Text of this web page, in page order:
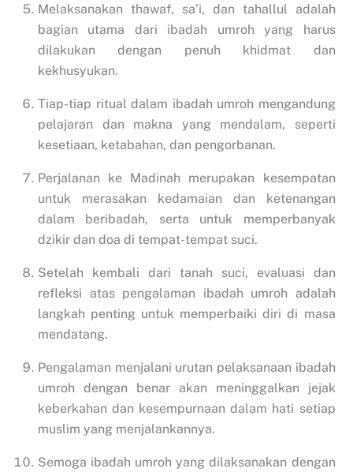
Melaksanakan thawaf, sa’i, dan tahallul adalah
bagian utama dari ibadah umroh yang harus
dilakukan dengan penuh khidmat dan
kekhusyukan.
Tiap-tiap ritual dalam ibadah umroh mengandung
pelajaran dan makna yang mendalam, seperti
kesetiaan, ketabahan, dan pengorbanan.
Perjalanan ke Madinah merupakan kesempatan
untuk merasakan kedamaian dan ketenangan
dalam beribadah, serta untuk memperbanyak
dzikir dan doa di tempat-tempat suci.
Setelah kembali dari tanah suci, evaluasi dan
refleksi atas pengalaman ibadah umroh adalah
langkah penting untuk memperbaiki diri di masa
mendatang.
Pengalaman menjalani urutan pelaksanaan ibadah
umroh dengan benar akan meninggalkan jejak
keberkahan dan kesempurnaan dalam hati setiap
muslim yang menjalankannya.
Semoga ibadah umroh yang dilaksanakan dengan